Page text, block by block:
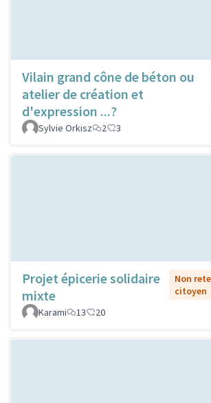
Vilain grand cône de béton ou
atelier de création et
d'expression ...?
Sylvie Orkisz 2 3
Projet épicerie solidaire
mixte
Non
citoyen
Karami
13 20